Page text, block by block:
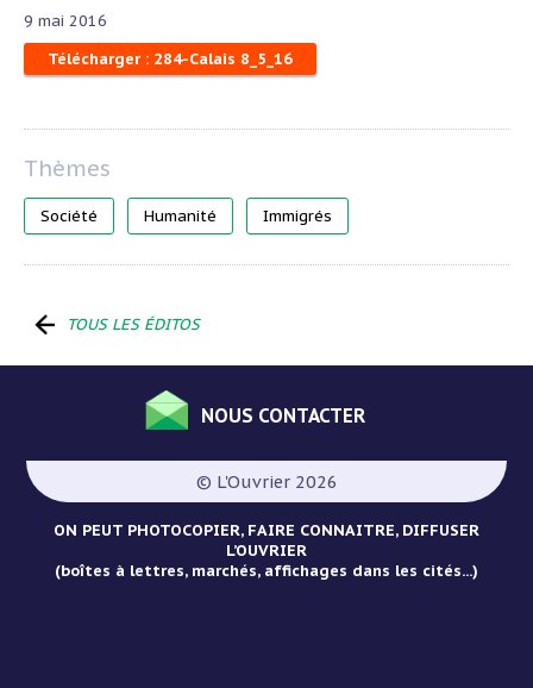
9 mai 2016
Télécharger : 284-Calais 8_5_16
Société Humanité Immigrés
TOUS LES ÉDITOS
Pied
de
page
NOUS CONTACTER
© L'Ouvrier 2026
ON PEUT PHOTOCOPIER, FAIRE CONNAITRE, DIFFUSER
L’OUVRIER
(boîtes à lettres, marchés, affichages dans les cités...)